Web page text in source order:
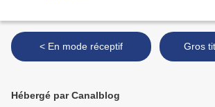
< En mode réceptif
Hébergé par Canalblog